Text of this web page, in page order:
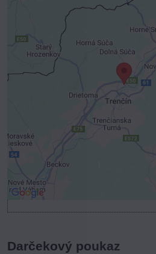
Externý obsah je
Voľbami
Prajete si načítať externý
Povoliť tentokrát
Povoliť a zapamätať - súhlas s
cookie: Funkčné
Darčekový poukaz